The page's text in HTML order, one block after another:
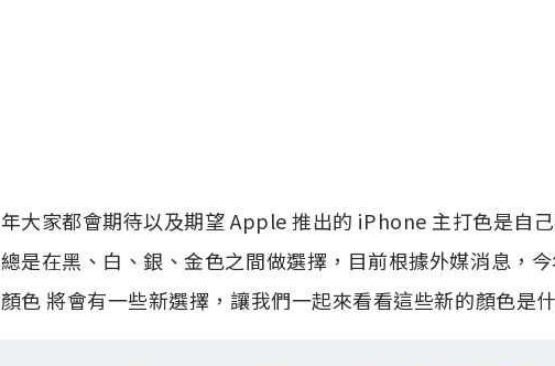
年大家都會期待以及期望 Apple 推出的 iPhone 主打色是自
總是在黑、白、銀、金色之間做選擇，目前根據外媒消息，
顏色 將會有一些新選擇，讓我們一起來看看這些新的顏色是什